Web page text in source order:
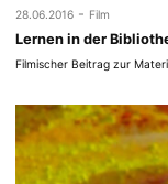
28.06.2016 - Film
Lernen in der
Filmischer Beitrag zur